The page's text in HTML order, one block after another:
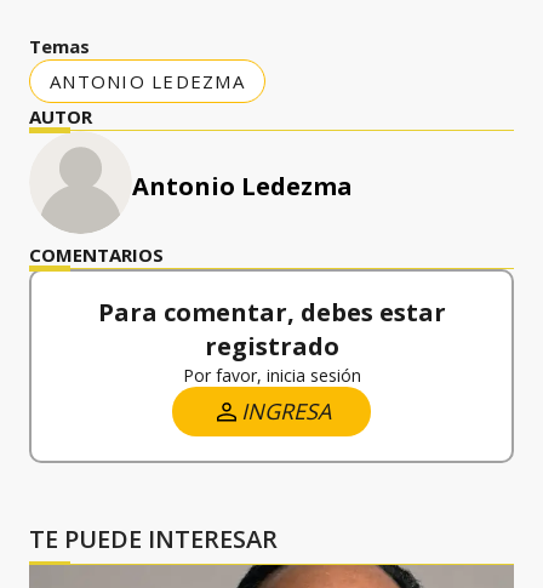
Temas
ANTONIO LEDEZMA
AUTOR
Antonio Ledezma
COMENTARIOS
Para comentar, debes estar
registrado
Por favor, inicia sesión
INGRESA
TE PUEDE INTERESAR